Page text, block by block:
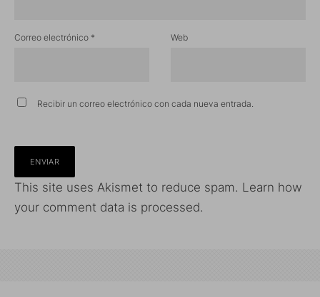
Correo electrónico * Web
Recibir un correo electrónico con cada nueva entrada.
This site uses Akismet to reduce spam. Learn how
your comment data is processed.